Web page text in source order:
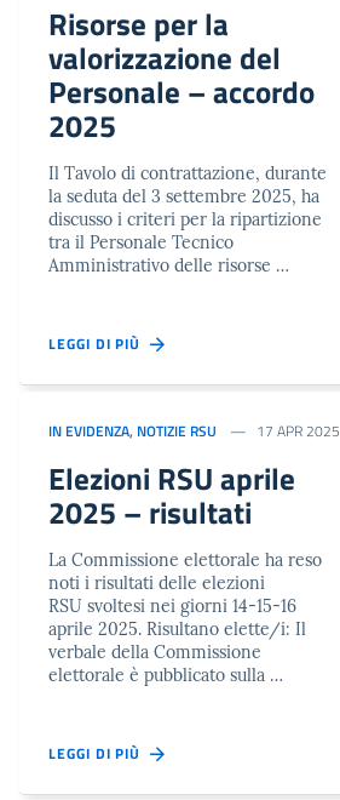
Risorse per la
valorizzazione del
Personale – accordo
2025
Il Tavolo di contrattazione, durante
la seduta del 3 settembre 2025, ha
discusso i criteri per la ripartizione
tra il Personale Tecnico
Amministrativo delle risorse …
LEGGI DI PIÙ
IN EVIDENZA, NOTIZIE RSU 17 APR 2025
Elezioni RSU aprile
2025 – risultati
La Commissione elettorale ha reso
noti i risultati delle elezioni
RSU svoltesi nei giorni 14-15-16
aprile 2025. Risultano elette/i: Il
verbale della Commissione
elettorale è pubblicato sulla …
LEGGI DI PIÙ